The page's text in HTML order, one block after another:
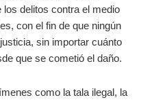
delitos contra el medio
con el fin de que ningún
sin importar cuánto
que se cometió el daño.
como la tala ilegal, la